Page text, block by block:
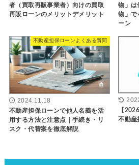
者（買取再販事業者）向けの買取
再販ローンのメリットデメリット
物」は
物」で
ーン
不動産担保ローンよくある質問
2024.11.18
不動産担保ローンで他人名義を活
用する方法と注意点｜手続き・リ
スク・代替案を徹底解説
【
不動産